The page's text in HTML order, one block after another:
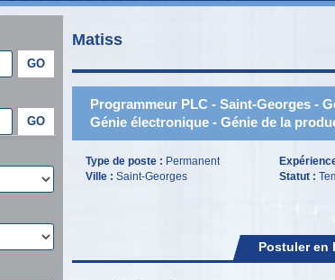
Matiss
Programmeur PLC - Saint-Georges -
Génie électronique - Génie de la
Type de poste : Permanent
Ville : Saint-Georges
Statut :
Postuler en